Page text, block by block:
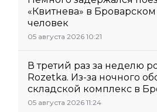
«Квитнева» в
человек
05 августа 2026 10:21
В третий раз за неделю
Rozetka. Из-за ночного
складской комплекс в
05 августа 2026 11:24